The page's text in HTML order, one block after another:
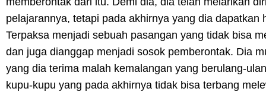
pelajarannya, tetapi pada akhirnya yang dia dapatkan
Terpaksa menjadi sebuah pasangan yang tidak bisa
dan juga dianggap menjadi sosok pemberontak. Dia
yang dia terima malah kemalangan yang berulang-
kupu-kupu yang pada akhirnya tidak bisa terbang